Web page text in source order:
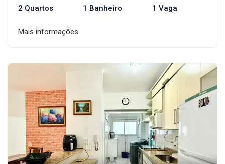
2 Quartos 1 Banheiro 1 Vaga
Mais informações